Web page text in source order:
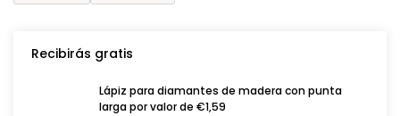
Recibirás gratis
Lápiz para diamantes de madera con punta
larga por valor de €1,59